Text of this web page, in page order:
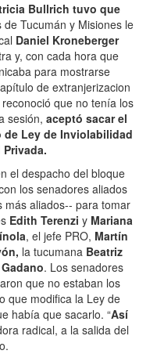
Bullrich tuvo que
de Tucumán y Misiones le
Daniel Kroneberger
y, con cada hora que
para mostrarse
de extranjerizacion
que no tenía los
sesión, aceptó sacar el
Ley de Inviolabilidad
el despacho del bloque
los senadores aliados
más aliados-- para tomar
Edith Terenzi y Mariana
, el jefe PRO, Martín
la tucumana Beatriz
. Los senadores
que no estaban los
que modifica la Ley de
había que sacarlo. “Así
radical, a la salida del